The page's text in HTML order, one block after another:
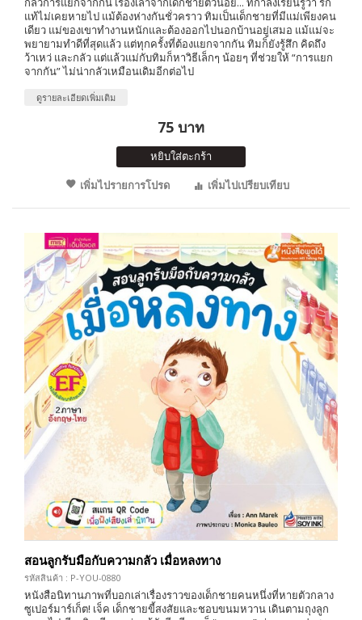
แท้ไม่เคยหายไป แม้ต้องห่างกันชั่วคราว ทิมเป็นเด็กชายที่มีแม่เพียงคน
เดียว แม่ของเขาทำงานหนักและต้องออกไปนอกบ้านอยู่เสมอ แม้แม่จะ
พยายามทำดีที่สุดแล้ว แต่ทุกครั้งที่ต้องแยกจากกัน ทิมก็ยังรู้สึก คิดถึง
ว้าเหว่ และกลัว แต่แล้วแม่กับทิมก็หาวิธีเล็กๆ น้อยๆ ที่ช่วยให้ “การแยก
จากกัน” ไม่น่ากลัวเหมือนเดิมอีกต่อไป
ดูรายละเอียดเพิ่มเติม
75 บาท
หยิบใส่ตะกร้า
เพิ่มไปรายการโปรด
เพิ่มไปเปรียบเทียบ
สอนลูกรับมือกับความกลัว เมื่อหลงทาง
รหัสสินค้า : P-YOU-0880
หนังสือนิทานภาพที่บอกเล่าเรื่องราวของเด็กชายคนหนึ่งที่หายตัวกลาง
ซูเปอร์มาร์เก็ต! เจ็ค เด็กชายขี้สงสัยและชอบขนมหวาน เดินตามถุงลูก